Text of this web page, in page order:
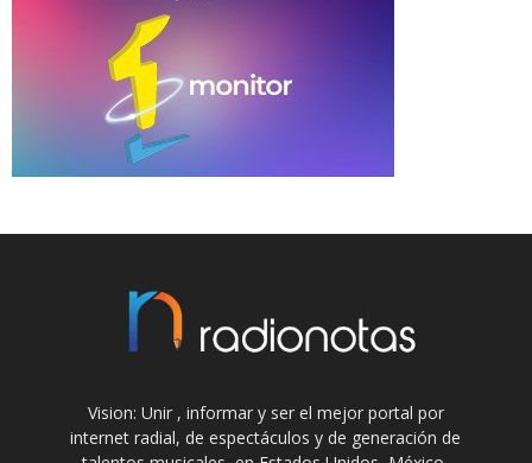
Vision: Unir , informar y ser el mejor portal por
internet radial, de espectáculos y de generación de